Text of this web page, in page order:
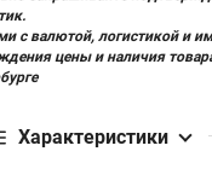
с валютой, логистикой и
цены и наличия
Характеристики